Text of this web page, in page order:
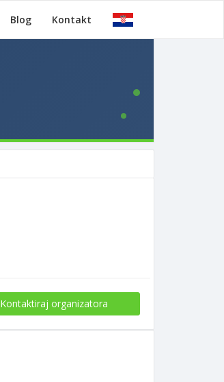
Blog Kontakt
Kontaktiraj organizatora